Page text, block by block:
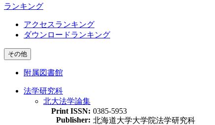
ランキング
アクセスランキング
ダウンロードランキング
その他
附属図書館
法学研究科
北大法学論集
Print ISSN: 0385-5953
Publisher: 北海道大学大学院法学研究科